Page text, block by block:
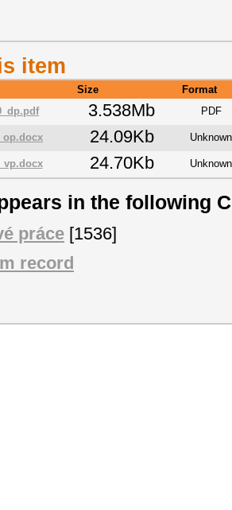
item
Size
Format
3.538Mb PDF
24.09Kb Unknown
24.70Kb Unknown
in the following
práce [1536]
record